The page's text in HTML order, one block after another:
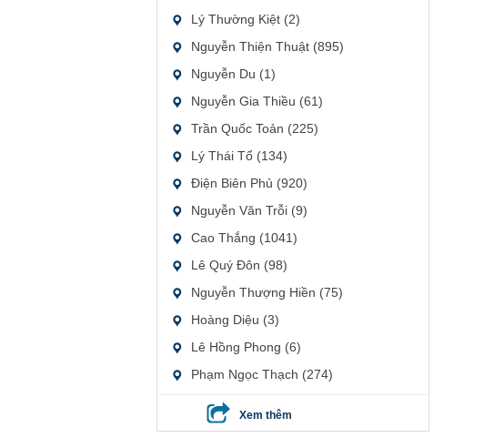
Lý Thường Kiệt (2)
Nguyễn Thiện Thuật (895)
Nguyễn Du (1)
Nguyễn Gia Thiều (61)
Trần Quốc Toản (225)
Lý Thái Tổ (134)
Điện Biên Phủ (920)
Nguyễn Văn Trỗi (9)
Cao Thắng (1041)
Lê Quý Đôn (98)
Nguyễn Thượng Hiền (75)
Hoàng Diệu (3)
Lê Hồng Phong (6)
Phạm Ngọc Thạch (274)
Xem thêm